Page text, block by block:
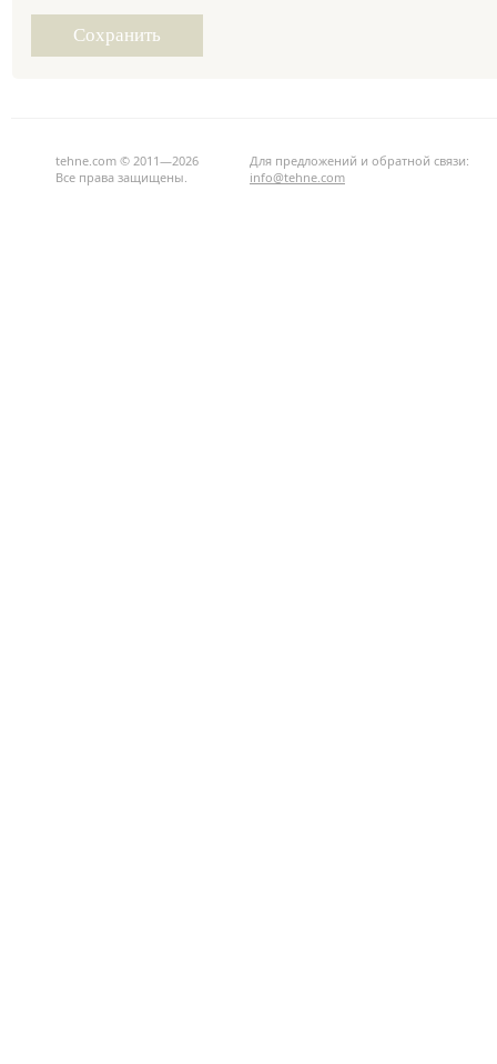
tehne.com © 2011—2026
Все права защищены.
Для предложений и обратной связи:
info@tehne.com